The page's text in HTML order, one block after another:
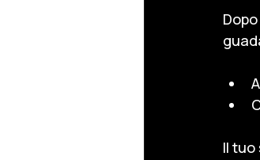
Il tuo